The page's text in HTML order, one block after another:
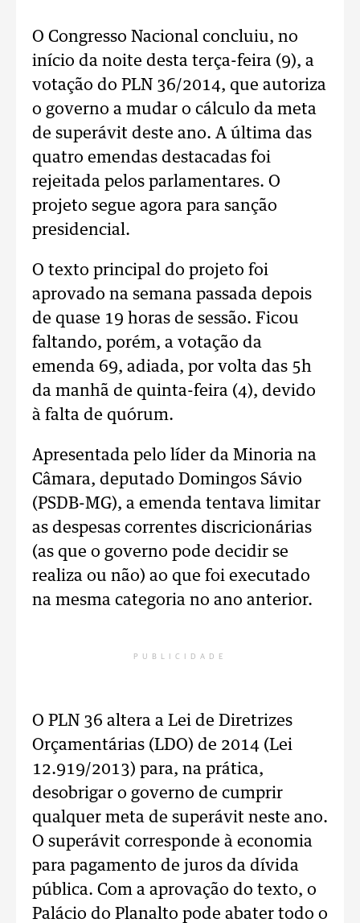
O Congresso Nacional concluiu, no
início da noite desta terça-feira (9), a
votação do PLN 36/2014, que autoriza
o governo a mudar o cálculo da meta
de superávit deste ano. A última das
quatro emendas destacadas foi
rejeitada pelos parlamentares. O
projeto segue agora para sanção
presidencial.
O texto principal do projeto foi
aprovado na semana passada depois
de quase 19 horas de sessão. Ficou
faltando, porém, a votação da
emenda 69, adiada, por volta das 5h
da manhã de quinta-feira (4), devido
à falta de quórum.
Apresentada pelo líder da Minoria na
Câmara, deputado Domingos Sávio
(PSDB-MG), a emenda tentava limitar
as despesas correntes discricionárias
(as que o governo pode decidir se
realiza ou não) ao que foi executado
na mesma categoria no ano anterior.
PUBLICIDADE
O PLN 36 altera a Lei de Diretrizes
Orçamentárias (LDO) de 2014 (Lei
12.919/2013) para, na prática,
desobrigar o governo de cumprir
qualquer meta de superávit neste ano.
O superávit corresponde à economia
para pagamento de juros da dívida
pública. Com a aprovação do texto, o
Palácio do Planalto pode abater todo o